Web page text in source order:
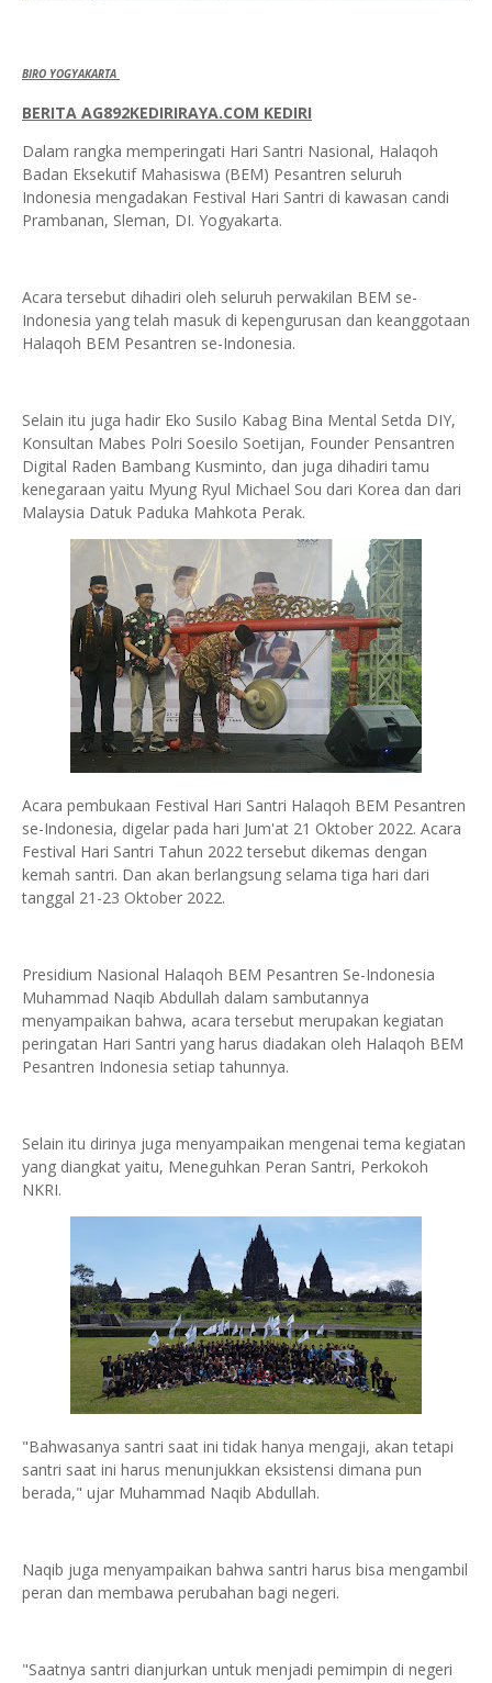
BIRO YOGYAKARTA
BERITA AG892KEDIRIRAYA.COM KEDIRI
Dalam rangka memperingati Hari Santri Nasional, Halaqoh
Badan Eksekutif Mahasiswa (BEM) Pesantren seluruh
Indonesia mengadakan Festival Hari Santri di kawasan candi
Prambanan, Sleman, DI. Yogyakarta.
Acara tersebut dihadiri oleh seluruh perwakilan BEM se-
Indonesia yang telah masuk di kepengurusan dan keanggotaan
Halaqoh BEM Pesantren se-Indonesia.
Selain itu juga hadir Eko Susilo Kabag Bina Mental Setda DIY,
Konsultan Mabes Polri Soesilo Soetijan, Founder Pensantren
Digital Raden Bambang Kusminto, dan juga dihadiri tamu
kenegaraan yaitu Myung Ryul Michael Sou dari Korea dan dari
Malaysia Datuk Paduka Mahkota Perak.
Acara pembukaan Festival Hari Santri Halaqoh BEM Pesantren
se-Indonesia, digelar pada hari Jum'at 21 Oktober 2022. Acara
Festival Hari Santri Tahun 2022 tersebut dikemas dengan
kemah santri. Dan akan berlangsung selama tiga hari dari
tanggal 21-23 Oktober 2022.
Presidium Nasional Halaqoh BEM Pesantren Se-Indonesia
Muhammad Naqib Abdullah dalam sambutannya
menyampaikan bahwa, acara tersebut merupakan kegiatan
peringatan Hari Santri yang harus diadakan oleh Halaqoh BEM
Pesantren Indonesia setiap tahunnya.
Selain itu dirinya juga menyampaikan mengenai tema kegiatan
yang diangkat yaitu, Meneguhkan Peran Santri, Perkokoh
NKRI.
"Bahwasanya santri saat ini tidak hanya mengaji, akan tetapi
santri saat ini harus menunjukkan eksistensi dimana pun
berada," ujar Muhammad Naqib Abdullah.
Naqib juga menyampaikan bahwa santri harus bisa mengambil
peran dan membawa perubahan bagi negeri.
"Saatnya santri dianjurkan untuk menjadi pemimpin di negeri